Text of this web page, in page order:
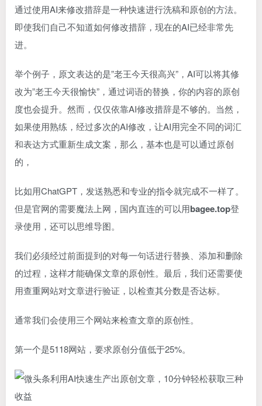
通过使用AI来修改措辞是一种快速进行洗稿和原创的方法。
即使我们自己不知道如何修改措辞，现在的AI已经非常先
进。
举个例子，原文表达的是”老王今天很高兴”，AI可以将其修
改为”老王今天很愉快”，通过词语的替换，你的内容的原创
度也会提升。然而，仅仅依靠AI修改措辞是不够的。当然，
如果使用熟练，经过多次的AI修改，让AI用完全不同的词汇
和表达方式重新生成文案，那么，基本也是可以通过原创
的，
比如用ChatGPT，发送熟悉和专业的指令就完成不一样了。
但是官网的需要魔法上网，国内直连的可以用bagee.top登
录使用，还可以思维导图。
我们必须经过前面提到的对每一句话进行替换、添加和删除
的过程，这样才能确保文章的原创性。最后，我们还需要使
用查重网站对文章进行验证，以检查其分数是否达标。
通常我们会使用三个网站来检查文章的原创性。
第一个是5118网站，要求原创分值低于25%。